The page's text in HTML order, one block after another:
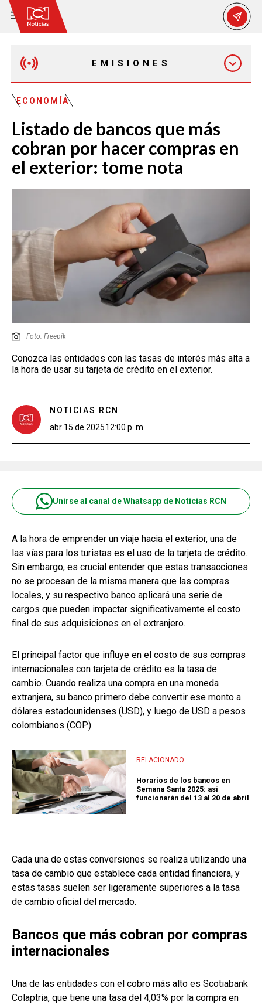
EMISIONES
EMISIÓN 12:30 PM
EMISIÓN 7:00 PM
EMISIÓN 11:30 PM
ECONOMÍA
Listado de bancos que más
cobran por hacer compras en
el exterior: tome nota
Foto: Freepik
Conozca las entidades con las tasas de interés más alta a
la hora de usar su tarjeta de crédito en el exterior.
NOTICIAS RCN
abr 15 de 202512:00 p. m.
Unirse al canal de Whatsapp de Noticias RCN
A la hora de emprender un viaje hacia el exterior, una de
las vías para los turistas es el uso de la tarjeta de crédito.
Sin embargo, es crucial entender que estas transacciones
no se procesan de la misma manera que las compras
locales, y su respectivo banco aplicará una serie de
cargos que pueden impactar significativamente el costo
final de sus adquisiciones en el extranjero.
El principal factor que influye en el costo de sus compras
internacionales con tarjeta de crédito es la tasa de
cambio. Cuando realiza una compra en una moneda
extranjera, su banco primero debe convertir ese monto a
dólares estadounidenses (USD), y luego de USD a pesos
colombianos (COP).
RELACIONADO
Horarios de los bancos en
Semana Santa 2025: así
funcionarán del 13 al 20 de abril
Cada una de estas conversiones se realiza utilizando una
tasa de cambio que establece cada entidad financiera, y
estas tasas suelen ser ligeramente superiores a la tasa
de cambio oficial del mercado.
Bancos que más cobran por compras
internacionales
Una de las entidades con el cobro más alto es Scotiabank
Colaptria, que tiene una tasa del 4,03% por la compra en